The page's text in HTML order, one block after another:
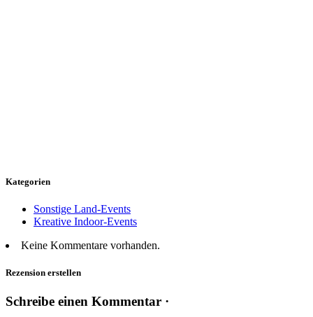
Kategorien
Sonstige Land-Events
Kreative Indoor-Events
Keine Kommentare vorhanden.
Rezension erstellen
Schreibe einen Kommentar ·